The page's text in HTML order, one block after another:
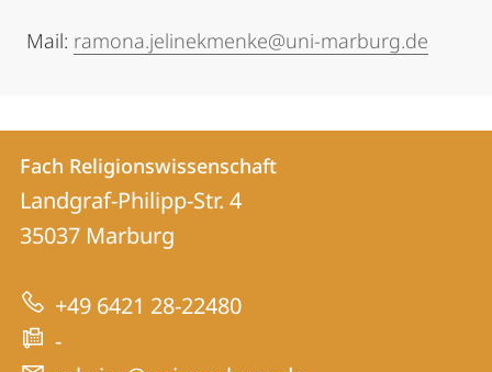
Mail: ramona.jelinekmenke@uni-marburg.de
Kontakt
und
Informationen
zur
Website
Kontaktinformationen
Fach
Religionswissenschaft
Fach Religionswissenschaft
Landgraf-Philipp-Str. 4
35037 Marburg
+49 6421 28-22480
-